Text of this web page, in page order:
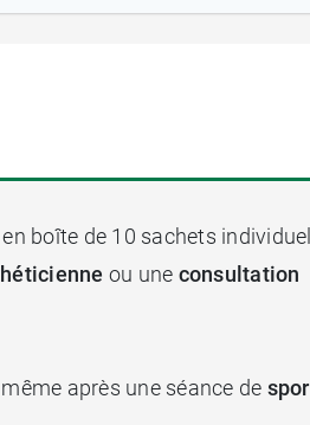
boîte de 10 sachets
ou une consultation
après une séance de